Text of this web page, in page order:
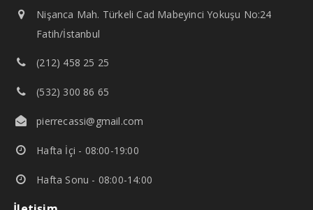
Nişanca Mah. Türkeli Cad Mabeyinci Yokuşu No:24
Fatih/İstanbul
(212) 458 25 25
(532) 300 86 65
pierrecassi@gmail.com
Hafta İçi - 08:00-19:00
Hafta Sonu - 08:00-14:00